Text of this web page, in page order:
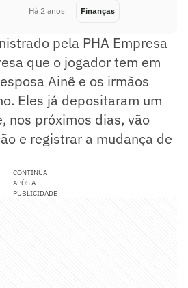
Há 2 anos Finanças
pela PHA Empresa
que o jogador tem em
Ainê e os irmãos
Eles já depositaram um
nos próximos dias, vão
e registrar a mudança de
CONTINUA
APÓS A
PUBLICIDADE